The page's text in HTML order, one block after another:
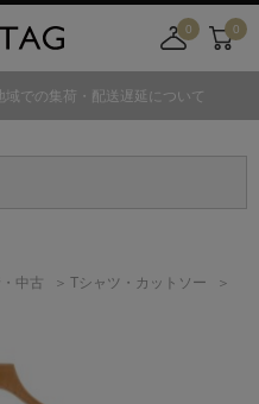
0
舗
カ
0
での集荷・配送遅延について
中古
Tシャツ・カットソー